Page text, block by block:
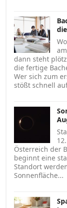
dann steht
die fertige
Wer sich zum
stößt schnell
Österreich der
beginnt eine
Standort
Sonnenfläche...